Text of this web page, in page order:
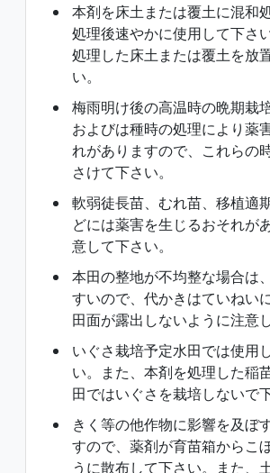
本剤を床土または覆土に混和
処理後速やかに使用して下さ
処理した床土または覆土を放
い。
梅雨明け後の高温時の晩期栽
およびは種時の処理により薬
れがありますので、これらの
さけて下さい。
軟弱徒長苗、むれ苗、移植適
どには薬害を生じるおそれが
意して下さい。
本田の整地が不均整な場合は
すいので、代かきはていねい
田面が露出しないように注意
いぐさ栽培予定水田では使用
い。また、本剤を処理した稲
田ではいぐさを栽培しないで下
きく等の他作物に影響を及ぼ
すので、薬剤が育苗箱からこ
うに散布して下さい。また、